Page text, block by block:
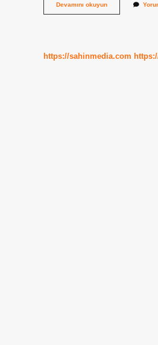
Devamını okuyunBan
Ne
https://sahinmedia.com